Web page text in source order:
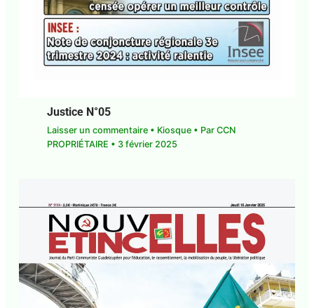
Justice N°05
Laisser un commentaire • Kiosque• Par CCN
PROPRIÉTAIRE • 3 février 2025